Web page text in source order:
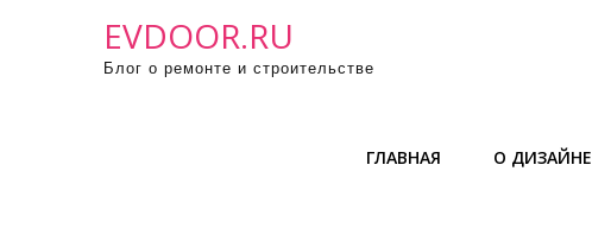
EVDOOR.RU
Блог о ремонте и строительстве
ГЛАВНАЯ О ДИЗАЙНЕ